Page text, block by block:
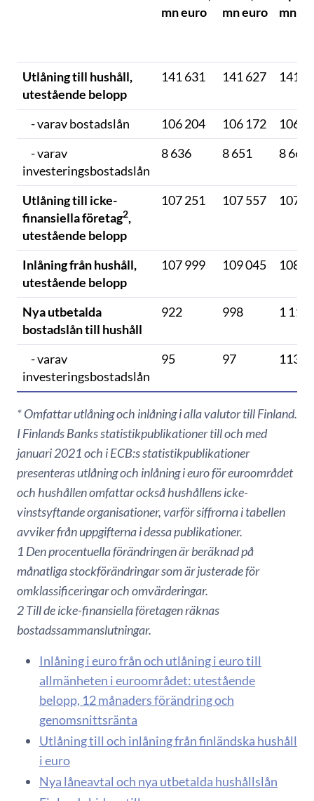
mn euro
mn euro
mn
Utlåning till hushåll,
utestående belopp
141 631 141 627 141
- varav bostadslån 106 204 106 172
106
- varav
investeringsbostadslån
8 636 8 651 8 666
Utlåning till icke-
finansiella företag2,
utestående belopp
107 251 107 557 107
Inlåning från hushåll,
utestående belopp
107 999 109 045 108
Nya utbetalda
bostadslån till hushåll
922 998 1 111
- varav
investeringsbostadslån
95 97 113
* Omfattar utlåning och inlåning i alla valutor till Finland.
I Finlands Banks statistikpublikationer till och med
januari 2021 och i ECB:s statistikpublikationer
presenteras utlåning och inlåning i euro för euroområdet
och hushållen omfattar också hushållens icke-
vinstsyftande organisationer, varför siffrorna i tabellen
avviker från uppgifterna i dessa publikationer.
1 Den procentuella förändringen är beräknad på
månatliga stockförändringar som är justerade för
omklassificeringar och omvärderingar.
2 Till de icke-finansiella företagen räknas
bostadssammanslutningar.
Inlåning i euro från och utlåning i euro till
allmänheten i euroområdet: utestående
belopp, 12 månaders förändring och
genomsnittsränta
Utlåning till och inlåning från finländska hushåll
i euro
Nya låneavtal och nya utbetalda hushållslån